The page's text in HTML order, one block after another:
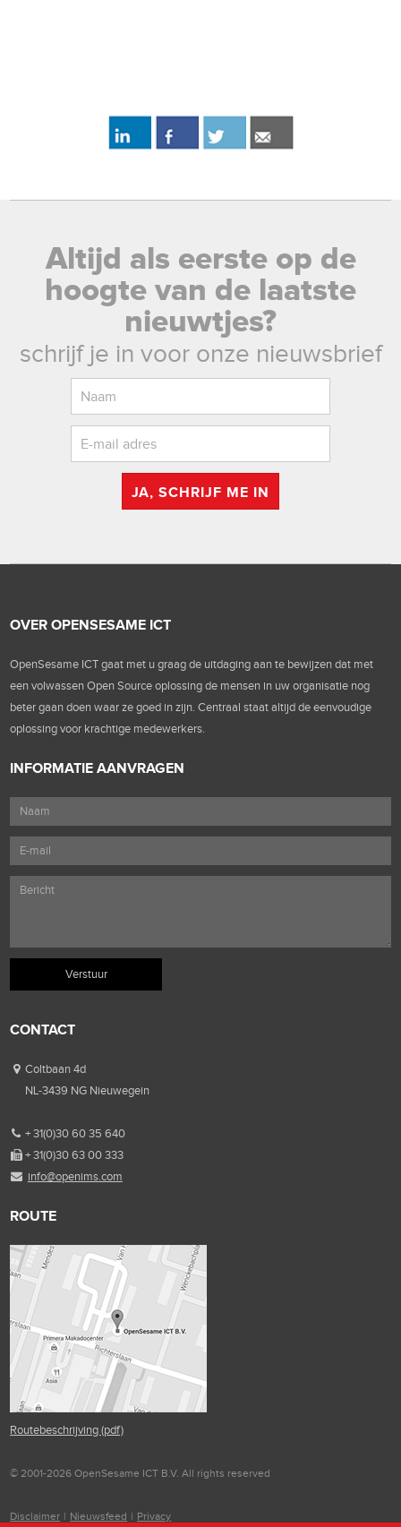
Altijd als eerste op de
hoogte van de laatste
nieuwtjes?
schrijf je in voor onze nieuwsbrief
JA, SCHRIJF ME IN
OVER OPENSESAME ICT
OpenSesame ICT gaat met u graag de uitdaging aan te bewijzen dat met
een volwassen Open Source oplossing de mensen in uw organisatie nog
beter gaan doen waar ze goed in zijn. Centraal staat altijd de eenvoudige
oplossing voor krachtige medewerkers.
INFORMATIE AANVRAGEN
CONTACT
Coltbaan 4d
NL-3439 NG Nieuwegein
+ 31(0)30 60 35 640
+ 31(0)30 63 00 333
info@openims.com
ROUTE
Routebeschrijving (pdf)
© 2001-2026 OpenSesame ICT B.V. All rights reserved
Disclaimer | Nieuwsfeed | Privacy